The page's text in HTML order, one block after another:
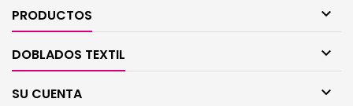
PRODUCTOS 
DOBLADOS TEXTIL 
SU CUENTA 